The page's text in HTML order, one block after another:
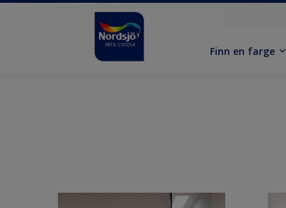
Finn en farge